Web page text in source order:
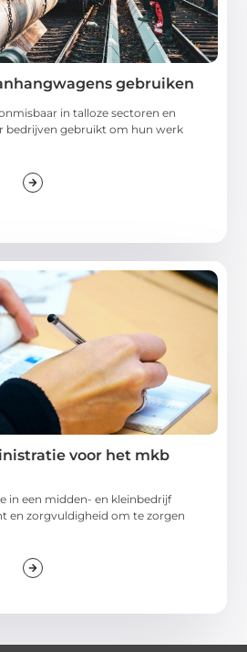
gebruiken
in talloze sectoren en
bedrijven gebruikt om hun werk
voor het mkb
in een midden- en kleinbedrijf
en zorgvuldigheid om te zorgen